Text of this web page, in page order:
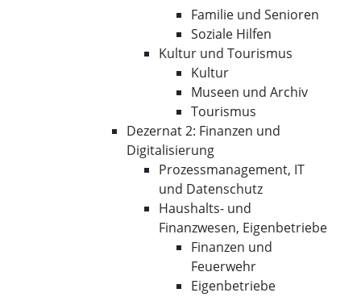
Familie und Senioren
Soziale Hilfen
Kultur und Tourismus
Kultur
Museen und Archiv
Tourismus
Dezernat 2: Finanzen und
Digitalisierung
Prozessmanagement, IT
und Datenschutz
Haushalts- und
Finanzwesen, Eigenbetriebe
Finanzen und
Feuerwehr
Eigenbetriebe